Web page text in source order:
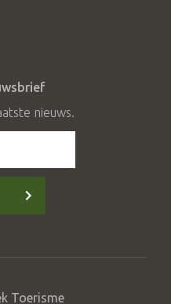
nieuws.
Toerisme